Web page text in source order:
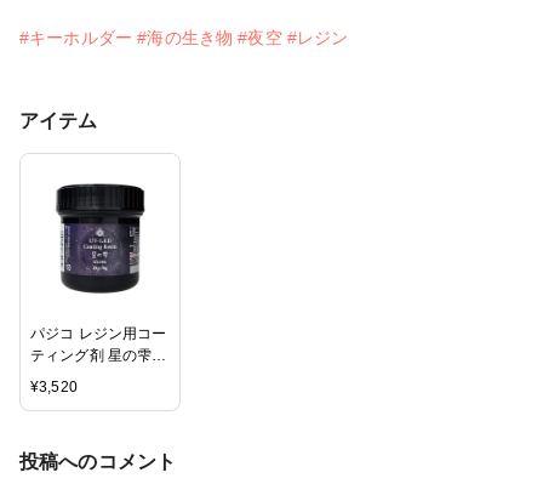
#キーホルダー #海の生き物 #夜空 #レジン
アイテム
パジコ レジン用コー
ティング剤 星の雫
【グロス ディップ
70g】
¥3,520
投稿へのコメント